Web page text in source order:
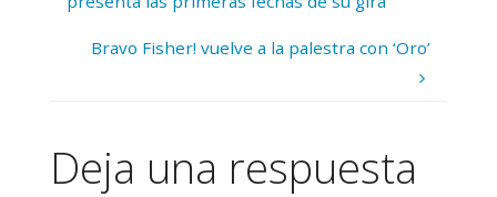
Bravo Fisher! vuelve a la palestra con ‘Oro’
Deja una respuesta